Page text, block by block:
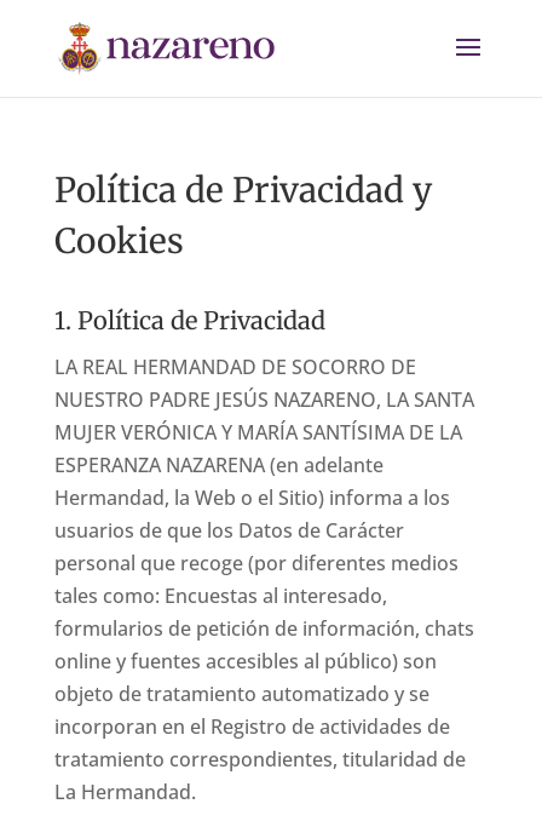
Política de Privacidad y
Cookies
1. Política de Privacidad
LA REAL HERMANDAD DE SOCORRO DE
NUESTRO PADRE JESÚS NAZARENO, LA SANTA
MUJER VERÓNICA Y MARÍA SANTÍSIMA DE LA
ESPERANZA NAZARENA (en adelante
Hermandad, la Web o el Sitio) informa a los
usuarios de que los Datos de Carácter
personal que recoge (por diferentes medios
tales como: Encuestas al interesado,
formularios de petición de información, chats
online y fuentes accesibles al público) son
objeto de tratamiento automatizado y se
incorporan en el Registro de actividades de
tratamiento correspondientes, titularidad de
La Hermandad.